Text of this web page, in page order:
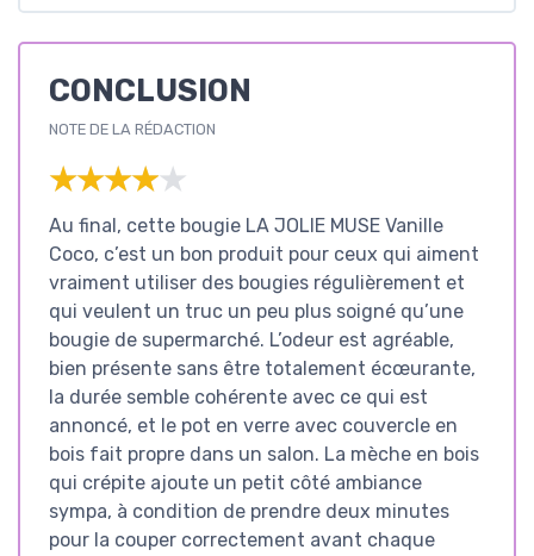
CONCLUSION
NOTE DE LA RÉDACTION
★★★★★
★★★★★
Au final, cette bougie LA JOLIE MUSE Vanille
Coco, c’est un bon produit pour ceux qui aiment
vraiment utiliser des bougies régulièrement et
qui veulent un truc un peu plus soigné qu’une
bougie de supermarché. L’odeur est agréable,
bien présente sans être totalement écœurante,
la durée semble cohérente avec ce qui est
annoncé, et le pot en verre avec couvercle en
bois fait propre dans un salon. La mèche en bois
qui crépite ajoute un petit côté ambiance
sympa, à condition de prendre deux minutes
pour la couper correctement avant chaque